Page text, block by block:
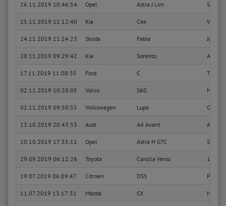
26.11.2019 10:46:54 Opel Astra J Lim Sport
25.11.2019 11:12:40 Kia Cee Vision
24.11.2019 11:24:23 Skoda Fabia Joy
20.11.2019 09:29:42 Kia Sorento Attract
17.11.2019 11:08:35 Ford C
02.11.2019 10:28:05 Volvo S60
02.11.2019 09:50:55 Volkswagen Lupo College
13.10.2019 20:43:53 Audi A4 Avant
10.10.2019 17:55:11 Opel Astra H GTC Sport
29.09.2019 06:12:26 Toyota Corolla Verso 1.8
19.07.2019 06:09:47 Citroen DS5 Pure
11.07.2019 13:17:31 Mazda CX High-